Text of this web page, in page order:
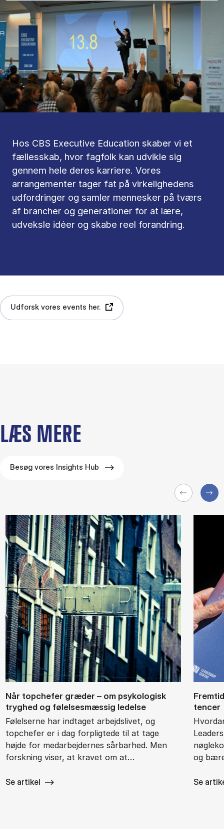
Hos CBS Executive Education skaber vi et
fællesskab, hvor fagfolk kan udvikle sig
gennem hele deres karriere. Vores
arrangementer tager fat på virkelighedens
udfordringer og samler mennesker på tværs
af brancher og generationer for at lære,
udveksle idéer og skabe reel forandring.
Udforsk vores events her.
LÆS MERE
Besøg vores Insights Hub
Når top­che­fer græ­der – om psy­ko­lo­gisk
tryg­hed og fø­lel­ses­mæs­sig le­del­se
Følelserne har indtaget arbejdslivet, og
topchefer er i dag forpligtede til at tage
højde for medarbejdernes sårbarhed. Men
forskning viser, at kravet om at…
Se artikel
ten­cer
og
Se